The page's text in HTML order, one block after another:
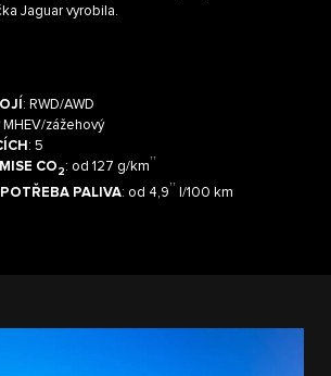
Jaguar vyrobila.
: RWD/AWD
MHEV/zážehový
: 5
CO 2 : od 127 g/km††
PALIVA: od 4,9†† l/100 km